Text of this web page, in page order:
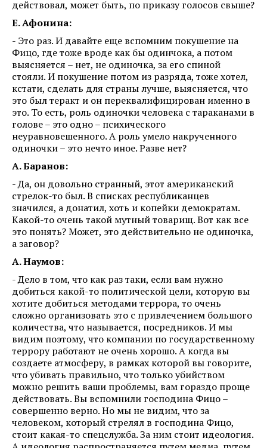
действовал, может быть, по приказу голосов свыше?
Е. Афонина:
- Это раз. И давайте еще вспомним покушение на
Фицо, где тоже вроде как бы одинчока, а потом
выясняется – нет, не одиночка, за его спиной
стояли. И покушение потом из разряда, тоже хотел,
кстати, сделать для страны лучше, выясняется, что
это был теракт и он переквалифицирован именно в
это. То есть, роль одиночки человека с тараканами в
голове – это одно – психического
неуравновешенного. А роль умело накрученного
одиночки – это нечто иное. Разве нет?
А. Баранов:
- Да, он довольно странный, этот американский
стрелок-то был. В списках республиканцев
значился, а донатил, хоть и копейки демократам.
Какой-то очень такой мутный товарищ. Вот как все
это понять? Может, это действительно не одиночка,
а заговор?
А. Наумов:
- Дело в том, что как раз таки, если вам нужно
добиться какой-то политической цели, которую вы
хотите добиться методами террора, то очень
сложно организовать это с привлечением большого
количества, что называется, посредников. И мы
видим поэтому, что компании по государственному
террору работают не очень хорошо. А когда вы
создаете атмосферу, в рамках которой вы говорите,
что убивать правильно, что только убийством
можно решить ваши проблемы, вам гораздо проще
действовать. Вы вспомнили господина Фицо –
совершенно верно. Но мы не видим, что за
человеком, который стрелял в господина Фицо,
стоит какая-то спецслужба. За ним стоит идеология.